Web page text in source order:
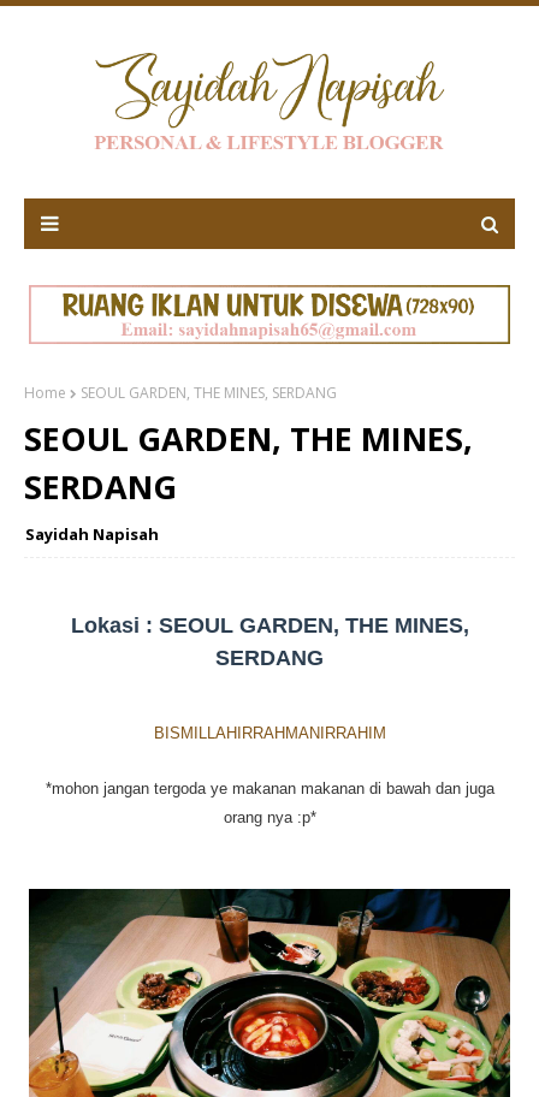
Home SEOUL GARDEN, THE MINES, SERDANG
SEOUL GARDEN, THE MINES,
SERDANG
Sayidah Napisah
Lokasi : SEOUL GARDEN, THE MINES,
SERDANG
BISMILLAHIRRAHMANIRRAHIM
*mohon jangan tergoda ye makanan makanan di bawah dan juga
orang nya :p*